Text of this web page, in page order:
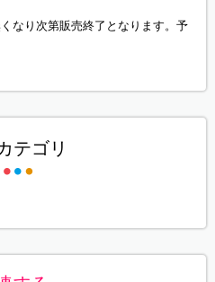
なり次第販売終了となります。予
テゴリ